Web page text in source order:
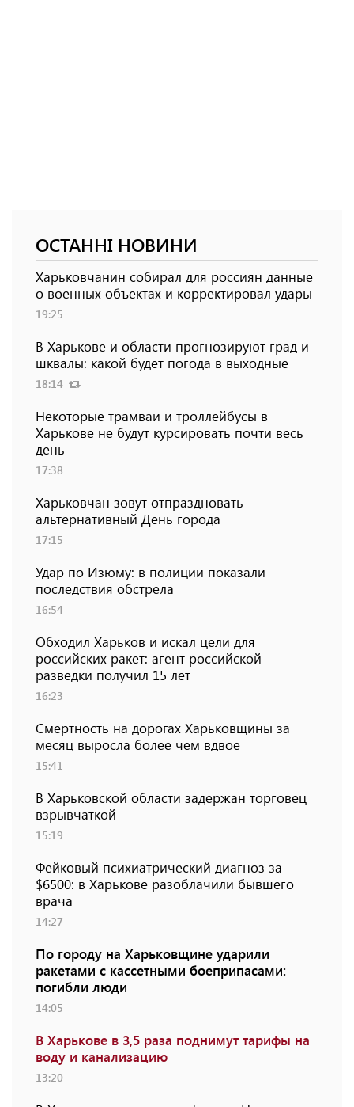
ОСТАННІ НОВИНИ
Харьковчанин собирал для россиян данные
о военных объектах и ​​корректировал удары
19:25
В Харькове и области прогнозируют град и
шквалы: какой будет погода в выходные
18:14
Некоторые трамваи и троллейбусы в
Харькове не будут курсировать почти весь
день
17:38
Харьковчан зовут отпраздновать
альтернативный День города
17:15
Удар по Изюму: в полиции показали
последствия обстрела
16:54
Обходил Харьков и искал цели для
российских ракет: агент российской
разведки получил 15 лет
16:23
Смертность на дорогах Харьковщины за
месяц выросла более чем вдвое
15:41
В Харьковской области задержан торговец
взрывчаткой
15:19
Фейковый психиатрический диагноз за
$6500: в Харькове разоблачили бывшего
врача
14:27
По городу на Харьковщине ударили
ракетами с кассетными боеприпасами:
погибли люди
14:05
В Харькове в 3,5 раза поднимут тарифы на
воду и канализацию
13:20